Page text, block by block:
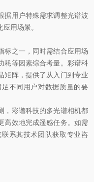
据用户特殊需求调整光谱波
用场景。
标之一，同时需结合应用场
耗等因素综合考量。彩谱科
矩阵，提供了从入门到专业
不同用户对数据质量的要
，彩谱科技的多光谱相机都
高效地完成遥感任务。如需
系其技术团队获取专业咨